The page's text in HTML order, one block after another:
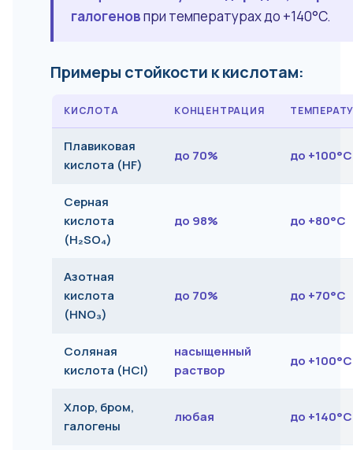
галогеновпри температурах до +140°C.
Примеры стойкости к кислотам:
КИСЛОТА КОНЦЕНТРАЦИЯ
Плавиковая
кислота (HF)
до 70% до +100°C
Серная
кислота
(H₂SO₄)
до 98% до +80°C
Азотная
кислота
(HNO₃)
до 70% до +70°C
Соляная
кислота (HCl)
насыщенный
раствор
до +100°C
Хлор, бром,
галогены
любая до +140°C